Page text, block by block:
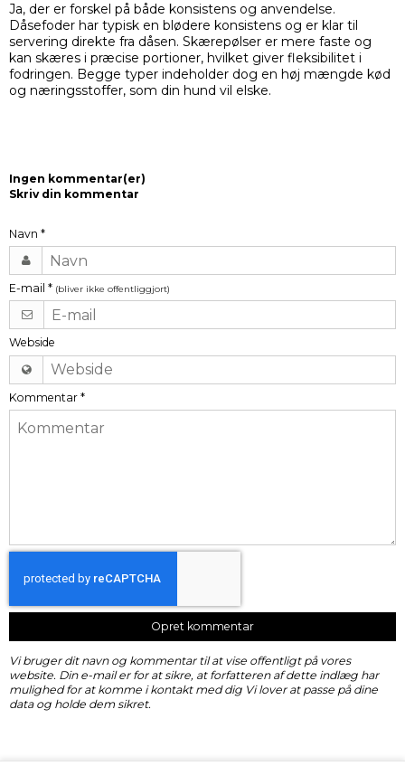
Ja, der er forskel på både konsistens og anvendelse.
Dåsefoder har typisk en blødere konsistens og er klar til
servering direkte fra dåsen. Skærepølser er mere faste og
kan skæres i præcise portioner, hvilket giver fleksibilitet i
fodringen. Begge typer indeholder dog en høj mængde kød
og næringsstoffer, som din hund vil elske.
Ingen kommentar(er)
Skriv din kommentar
Navn *
E-mail * (bliver ikke offentliggjort)
Webside
Kommentar *
Opret kommentar
Vi bruger dit navn og kommentar til at vise offentligt på vores
website. Din e-mail er for at sikre, at forfatteren af dette indlæg har
mulighed for at komme i kontakt med dig Vi lover at passe på dine
data og holde dem sikret.